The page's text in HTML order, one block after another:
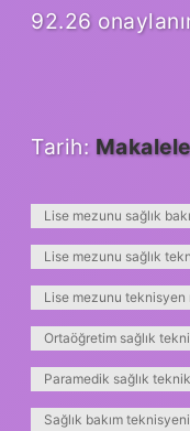
92.26
Tarih:
Lise mezunu sağlık
Lise mezunu sağlık
Lise mezunu teknisyen
Ortaöğretim sağlık
Paramedik sağlık
Sağlık bakım